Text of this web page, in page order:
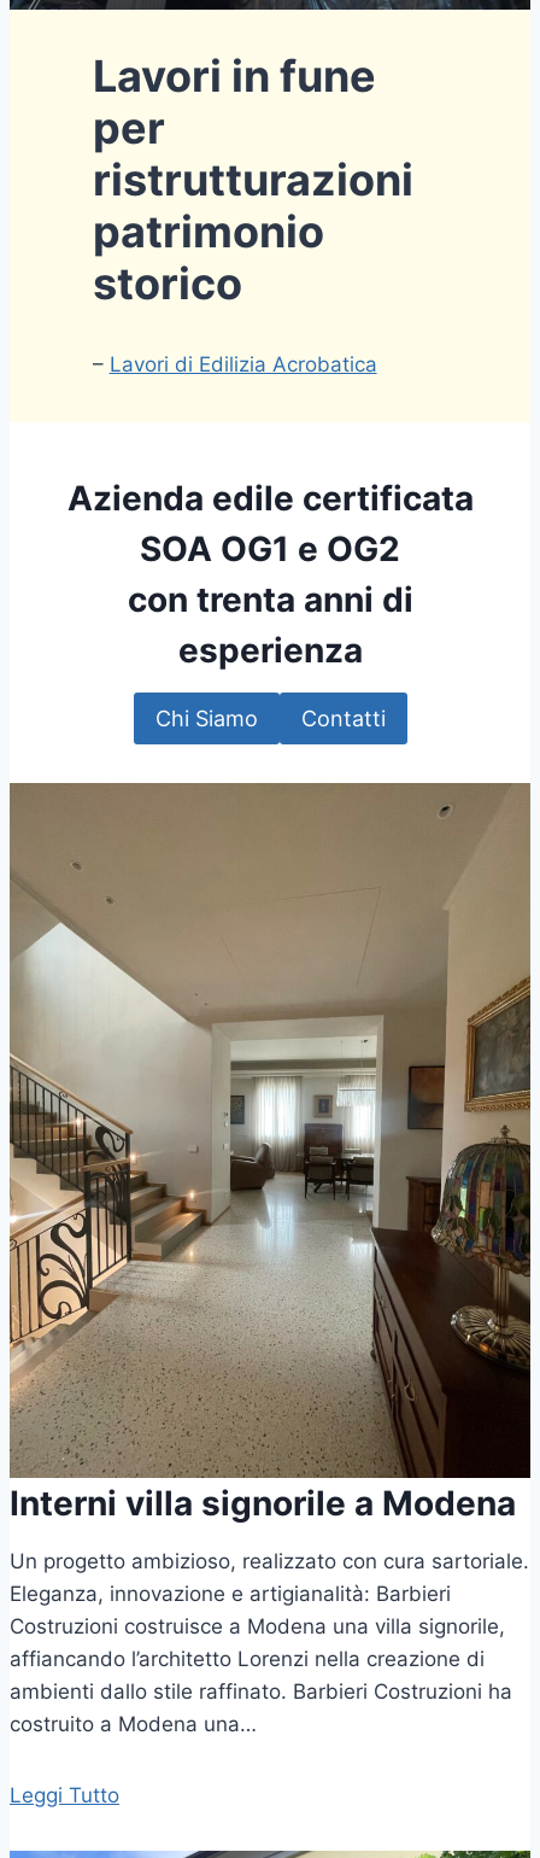
Lavori in fune
per
ristrutturazioni
patrimonio
storico
– Lavori di Edilizia Acrobatica
Azienda edile certificata
SOA OG1 e OG2
con trenta anni di
esperienza
Chi Siamo Contatti
Interni villa signorile a Modena
Un progetto ambizioso, realizzato con cura sartoriale.
Eleganza, innovazione e artigianalità: Barbieri
Costruzioni costruisce a Modena una villa signorile,
affiancando l’architetto Lorenzi nella creazione di
ambienti dallo stile raffinato. Barbieri Costruzioni ha
costruito a Modena una…
Leggi Tutto